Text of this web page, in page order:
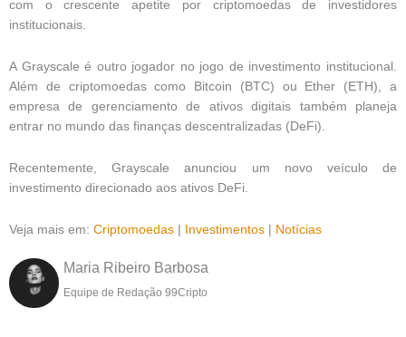
com o crescente apetite por criptomoedas de investidores
institucionais.
A Grayscale é outro jogador no jogo de investimento institucional.
Além de criptomoedas como Bitcoin (BTC) ou Ether (ETH), a
empresa de gerenciamento de ativos digitais também planeja
entrar no mundo das finanças descentralizadas (DeFi).
Recentemente, Grayscale anunciou um novo veículo de
investimento direcionado aos ativos DeFi.
Veja mais em: Criptomoedas Investimentos Notícias
Maria Ribeiro Barbosa
Equipe de Redação 99Cripto